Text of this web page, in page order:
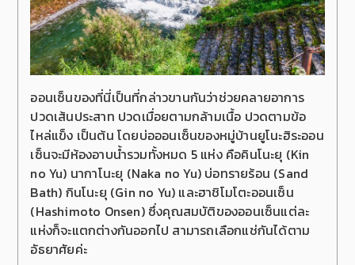
ออนเซ็นของที่นี่เป็นที่กล่าวขานกันว่าช่วยคลายอาการ
ปวดเส้นประสาท ปวดเมื่อยตามกล้ามเนื้อ ปวดตามข้อ
ไหล่แข็ง เป็นต้น โดยบ่อออนเซ็นของหมู่บ้านยูโนะฮิระออน
เซ็นจะมีห้องอาบน้ำรวมทั้งหมด 5 แห่ง คือคินโนะยุ (Kin
no Yu) นากาโนะยุ (Naka no Yu) บ่อทรายร้อน (Sand
Bath) กินโนะยุ (Gin no Yu) และฮาชิโมโตะออนเซ็น
(Hashimoto Onsen) ซึ่งคุณสมบัติของออนเซ็นแต่ละ
แห่งก็จะแตกต่างกันออกไป สามารถเลือกแช่กันได้ตาม
อัธยาศัยค่ะ